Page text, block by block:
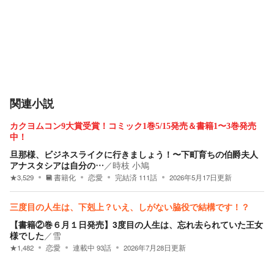
関連小説
カクヨムコン9大賞受賞！コミック1巻5/15発売＆書籍1〜3巻発売
中！
旦那様、ビジネスライクに行きましょう！〜下町育ちの伯爵夫人
アナスタシアは自分の… ／時枝 小鳩
★3,529 書籍化 恋愛 完結済 111話 2026年5月17日更新
三度目の人生は、下剋上？いえ、しがない脇役で結構です！？
【書籍②巻６月１日発売】3度目の人生は、忘れ去られていた王女
様でした ／雪
★1,482 恋愛 連載中 93話 2026年7月28日更新